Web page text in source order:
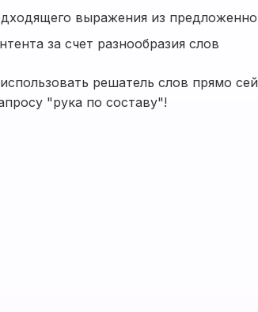
выражения из
за счет разнообразия слов
решатель слов прямо
"рука по составу"!